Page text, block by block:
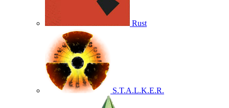
Rust
S.T.A.L.K.E.R.